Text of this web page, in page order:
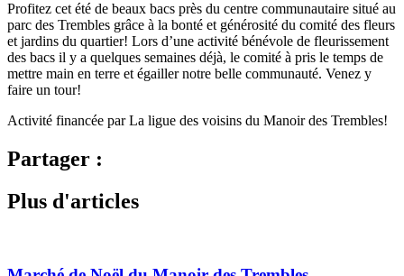
Profitez cet été de beaux bacs près du centre communautaire situé au
parc des Trembles grâce à la bonté et générosité du comité des fleurs
et jardins du quartier! Lors d’une activité bénévole de fleurissement
des bacs il y a quelques semaines déjà, le comité à pris le temps de
mettre main en terre et égailler notre belle communauté. Venez y
faire un tour!
Activité financée par La ligue des voisins du Manoir des Trembles!
Partager :
Plus d'articles